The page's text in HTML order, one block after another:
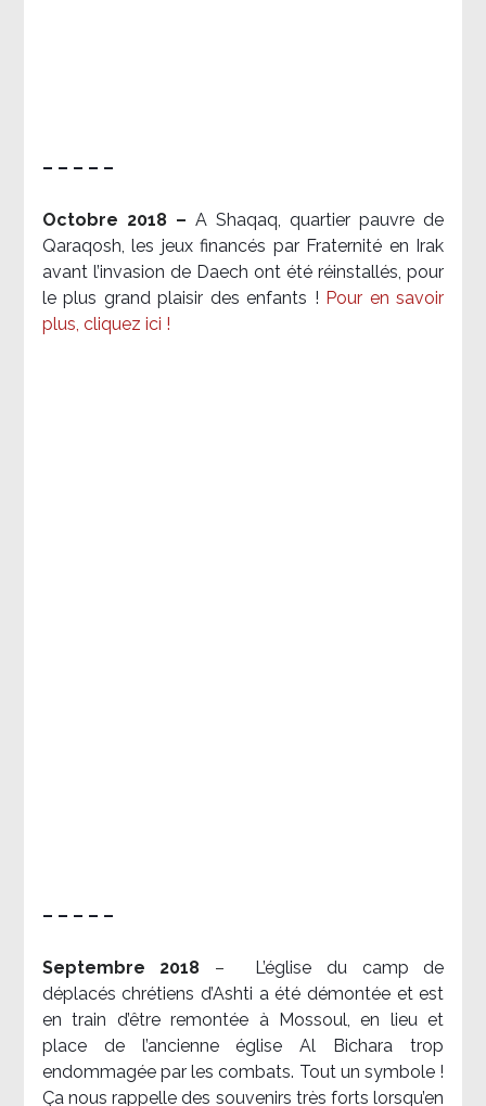
– – – – –
Octobre 2018 – A Shaqaq, quartier pauvre de
Qaraqosh, les jeux financés par Fraternité en Irak​
avant l’invasion de Daech ont été réinstallés, pour
le plus grand plaisir des enfants ! Pour en savoir
plus, cliquez ici !
– – – – –
Septembre 2018 –
L’église du camp de
déplacés chrétiens d’Ashti a été démontée et est
en train d’être remontée à Mossoul, en lieu et
place de l’ancienne église Al Bichara trop
endommagée par les combats. Tout un symbole !
Ça nous rappelle des souvenirs très forts lorsqu’en